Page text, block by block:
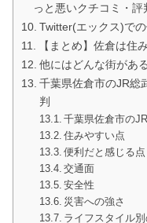
っと悪いクチコミ・評
Twitter(エックス)で
【まとめ】佐倉は住
他にはどんな街があ
千葉県佐倉市のJR総
判
千葉県佐倉市の
住みやすい点
便利だと感じる点
交通面
安全性
災害への強さ
ライフスタイル